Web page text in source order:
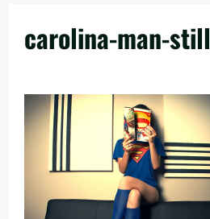
carolina-man-still